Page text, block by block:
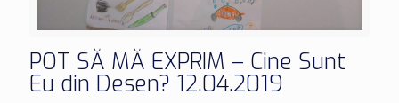
POT SĂ MĂ EXPRIM – Cine Sunt
Eu din Desen? 12.04.2019